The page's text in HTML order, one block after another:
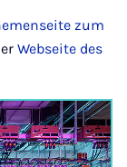
zum
Webseite des